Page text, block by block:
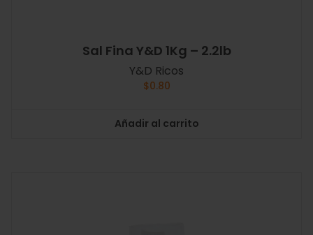
Sal Fina Y&D 1Kg – 2.2lb
Y&D Ricos
$0.80
Añadir al carrito